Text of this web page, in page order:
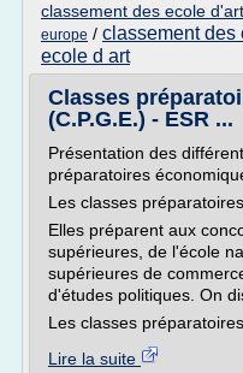
classement des ecole
europe / classement des
ecole d art
Classes
(C.P.G.E.) - ESR ...
Présentation des
préparatoires
Les classes
Elles préparent aux
supérieures, de l'école
supérieures de
d'études politiques. On
Les classes préparatoires
Lire la suite